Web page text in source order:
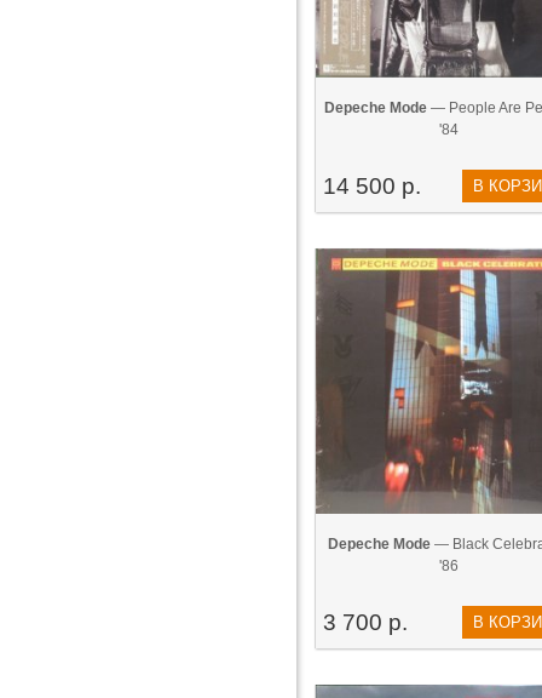
Depeche Mode — People Are
'84
14 500 р. В
Depeche Mode— Black
'86
3 700 р. В